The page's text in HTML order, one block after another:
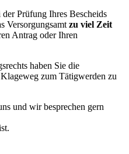
Prüfung Ihres Bescheids
Versorgungsamt zu viel Zeit
Antrag oder Ihren
haben Sie die
zum Tätigwerden zu
und wir besprechen gern